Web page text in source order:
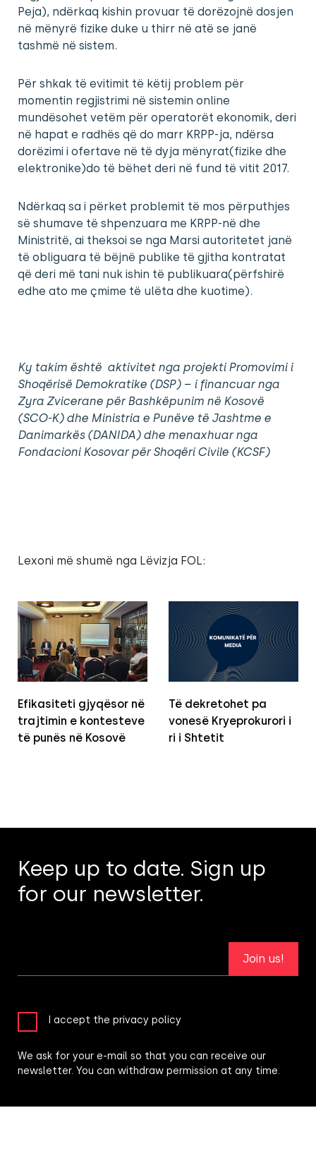
Peja), ndërkaq kishin provuar të dorëzojnë dosjen
në mënyrë fizike duke u thirr në atë se janë
tashmë në sistem.
Për shkak të evitimit të këtij problem për
momentin regjistrimi në sistemin online
mundësohet vetëm për operatorët ekonomik, deri
në hapat e radhës që do marr KRPP-ja, ndërsa
dorëzimi i ofertave në të dyja mënyrat(fizike dhe
elektronike)do të bëhet deri në fund të vitit 2017.
Ndërkaq sa i përket problemit të mos përputhjes
së shumave të shpenzuara me KRPP-në dhe
Ministritë, ai theksoi se nga Marsi autoritetet janë
të obliguara të bëjnë publike të gjitha kontratat
që deri më tani nuk ishin të publikuara(përfshirë
edhe ato me çmime të ulëta dhe kuotime).
Ky takim është aktivitet nga projekti Promovimi i
Shoqërisë Demokratike (DSP) – i financuar nga
Zyra Zvicerane për Bashkëpunim në Kosovë
(SCO-K) dhe Ministria e Punëve të Jashtme e
Danimarkës (DANIDA) dhe menaxhuar nga
Fondacioni Kosovar për Shoqëri Civile (KCSF)
Lexoni më shumë nga Lëvizja FOL:
Efikasiteti gjyqësor në
trajtimin e kontesteve
të punës në Kosovë
Të dekretohet pa
vonesë Kryeprokurori i
ri i Shtetit
Keep up to date. Sign up
for our newsletter.
Join us!
I accept the privacy policy
We ask for your e-mail so that you can receive our
newsletter. You can withdraw permission at any time.